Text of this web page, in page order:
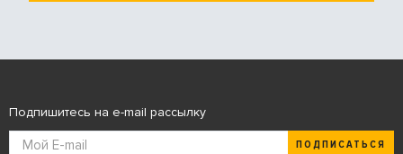
Подпишитесь на e-mail рассылку
ПОДПИСАТЬСЯ